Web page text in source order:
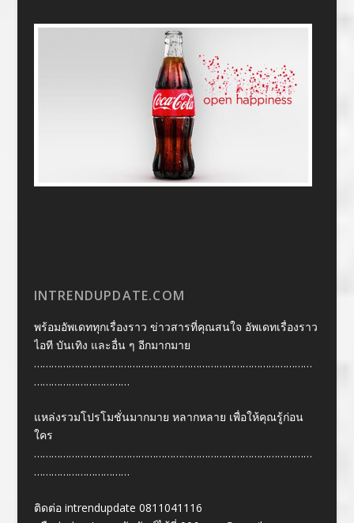
INTRENDUPDATE.COM
พร้อมอัพเดททุกเรื่องราว ข่าวสารที่คุณสนใจ อัพเดทเรื่องราว
ไอที บันเทิง และอื่น ๆ อีกมากมาย
……………………………………………………………………………………
……………………………
แหล่งรวมโปรโมชั่นมากมาย หลากหลาย เพื่อให้คุณรู้ก่อน
ใคร
……………………………………………………………………………………
……………………………
ติดต่อ intrendupdate 0811041116